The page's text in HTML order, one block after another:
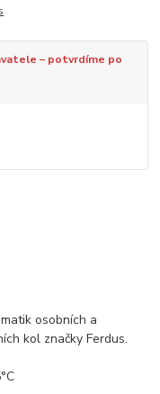
– potvrdíme po
osobních a
kol značky Ferdus.